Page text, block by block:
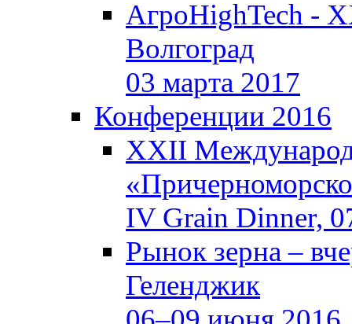
АгроHighTech -
Волгоград
03 марта 2017
Конференции 2016
XXII
IV Grain Dinner,
Рынок зерна –
Геленджик